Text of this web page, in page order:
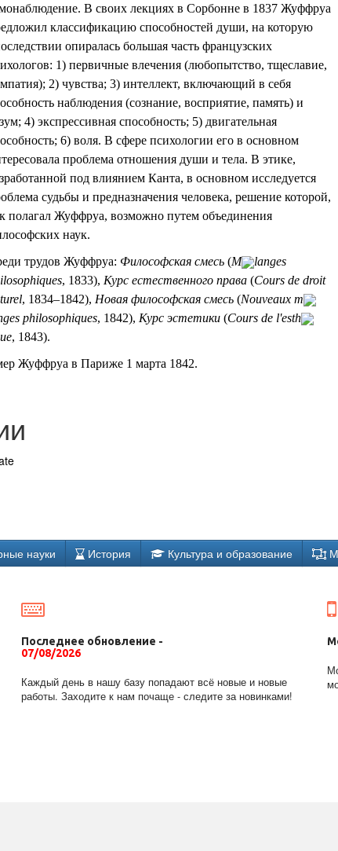
В своих лекциях в Сорбонне в 1837 Жуффруа
классификацию способностей души, на которую
опиралась большая часть французских
1) первичные влечения (любопытство, тщеславие,
2) чувства; 3) интеллект, включающий в себя
наблюдения (сознание, восприятие, память) и
4) экспрессивная способность; 5) двигательная
6) воля. В сфере психологии его в основном
проблема отношения души и тела. В этике,
под влиянием Канта, в основном исследуется
судьбы и предназначения человека, решение которой,
полагал Жуффруа, возможно путем объединения
наук.
трудов Жуффруа: Философская смесь (M
langes
, 1833), Курс естественного права (Cours de droit
, 1834–1842), Новая философская смесь (Nouveaux m
philosophiques, 1842), Курс эстетики (Cours de l'esth
, 1843).
Жуффруа в Париже 1 марта 1842.
науки История Культура и образование
Последнее обновление -
07/08/2026
Каждый день в нашу базу попадают всё новые и новые
работы. Заходите к нам почаще - следите за новинками!